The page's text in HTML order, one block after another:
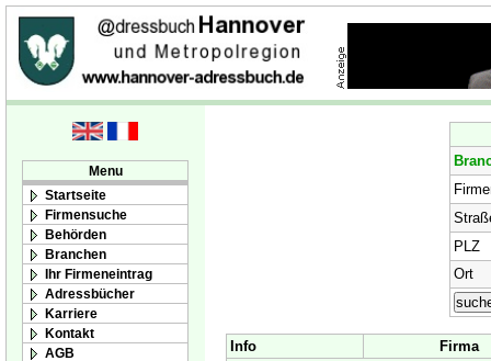
Menu
Startseite
Firmensuche
Behörden
Branchen
Ihr Firmeneintrag
Adressbücher
Karriere
Kontakt
AGB
PLZ
Ort
Info Firma